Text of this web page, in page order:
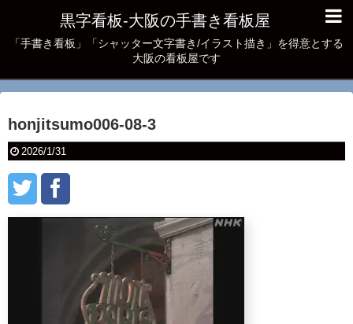
黒字看板‐大阪の手書き看板屋
「手書き看板」「シャッター文字書き/イラスト描き」を得意とする
大阪の看板屋です
honjitsumo006-08-3
2026/1/31